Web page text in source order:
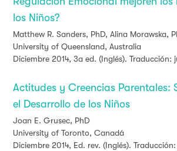
los Niños?
Matthew R. Sanders, PhD, Alina Morawska,
University of Queensland, Australia
Diciembre 2014, 3a ed. (Inglés). Traducción:
Actitudes y Creencias Parentales:
el Desarrollo de los Niños
Joan E. Grusec, PhD
University of Toronto, Canadá
Diciembre 2014, Ed. rev. (Inglés).